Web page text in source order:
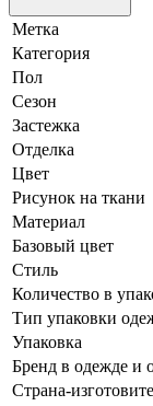
Метка
Категория
Пол
Сезон
Застежка
Отделка
Цвет
Рисунок на ткани
Материал
Базовый цвет
Стиль
Количество в
Тип упаковки
Упаковка
Бренд в одежде и
Страна-